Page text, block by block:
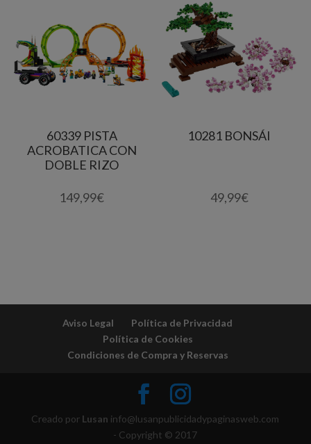
60339 PISTA
ACROBATICA CON
DOBLE RIZO
149,99€
10281 BONSÁI
49,99€
Aviso Legal
Política de Privacidad
Política de Cookies
Condiciones de Compra y Reservas
Creado por Lusan info@lusanpublicidadypaginasweb.com
- Copyright © 2017